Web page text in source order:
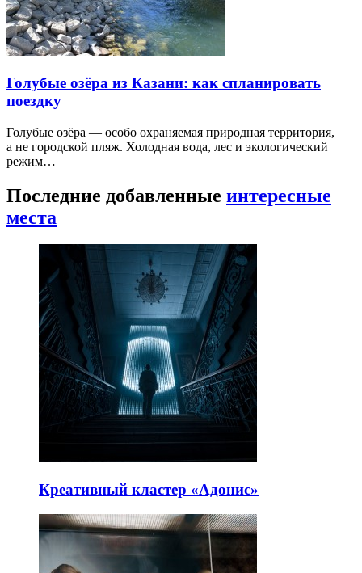
Голубые озёра из Казани: как спланировать
поездку
Голубые озёра — особо охраняемая природная территория,
а не городской пляж. Холодная вода, лес и экологический
режим…
Последние добавленные интересные
места
Креативный кластер «Адонис»